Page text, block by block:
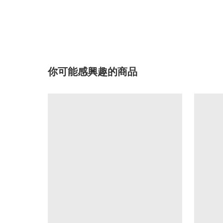
你可能感興趣的商品